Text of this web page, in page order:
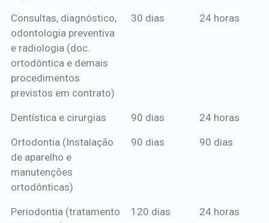
mensal*
de crédito
Consultas, diagnóstico,
odontologia preventiva
e radiologia (doc.
ortodôntica e demais
procedimentos
previstos em contrato)
30 dias 24 horas
Dentística e cirurgias 90 dias 24 horas
Ortodontia (Instalação
de aparelho e
manutenções
ortodônticas)
90 dias 90 dias
Periodontia (tratamento
120 dias 24 horas